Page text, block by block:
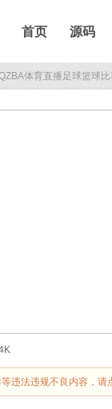
首页 源码
体育直播足球篮球
违法违规不良内容，请